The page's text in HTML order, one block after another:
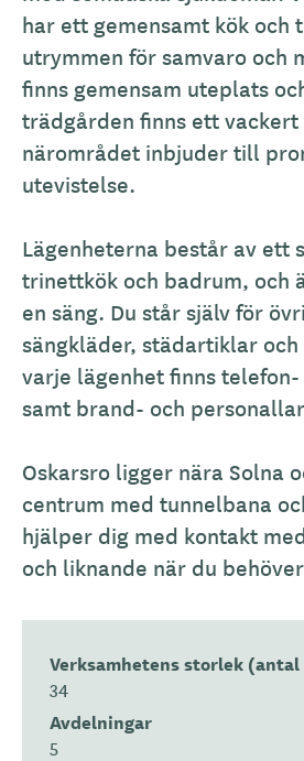
n
b
e
s
k
r
v
n
i
n
g
har ett gemensamt kök och
utrymmen för samvaro och
finns gemensam uteplats
trädgården finns ett vackert
närområdet inbjuder till
utevistelse.
Lägenheterna består av ett
trinettkök och badrum, och
en säng. Du står själv för
sängkläder, städartiklar
varje lägenhet finns
samt brand- och
Oskarsro ligger nära Solna
centrum med tunnelbana
hjälper dig med kontakt
och liknande när du
Verksamhetens storlek
34
Avdelningar
5